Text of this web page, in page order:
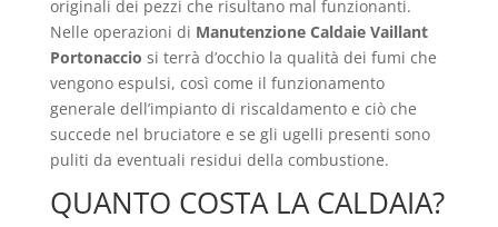
originali dei pezzi che risultano mal funzionanti.
Nelle operazioni di Manutenzione Caldaie Vaillant
Portonaccio si terrà d’occhio la qualità dei fumi che
vengono espulsi, così come il funzionamento
generale dell’impianto di riscaldamento e ciò che
succede nel bruciatore e se gli ugelli presenti sono
puliti da eventuali residui della combustione.
QUANTO COSTA LA CALDAIA?